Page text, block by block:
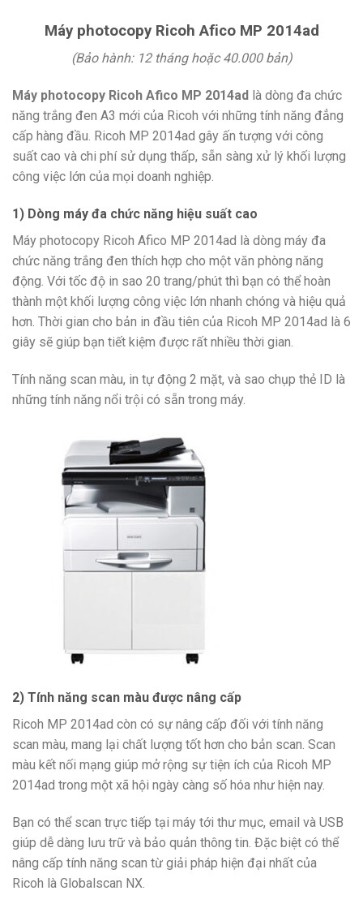
Máy photocopy Ricoh Afico MP 2014ad
(Bảo hành: 12 tháng hoặc 40.000 bản)
Máy photocopy Ricoh Afico MP 2014ad là dòng đa chức
năng trắng đen A3 mới của Ricoh với những tính năng đẳng
cấp hàng đầu. Ricoh MP 2014ad gây ấn tượng với công
suất cao và chi phí sử dụng thấp, sẵn sàng xử lý khối lượng
công việc lớn của mọi doanh nghiệp.
1) Dòng máy đa chức năng hiệu suất cao
Máy photocopy Ricoh Afico MP 2014ad là dòng máy đa
chức năng trắng đen thích hợp cho một văn phòng năng
động. Với tốc độ in sao 20 trang/phút thì bạn có thể hoàn
thành một khối lượng công việc lớn nhanh chóng và hiệu quả
hơn. Thời gian cho bản in đầu tiên của Ricoh MP 2014ad là 6
giây sẽ giúp bạn tiết kiệm được rất nhiều thời gian.
Tính năng scan màu, in tự động 2 mặt, và sao chụp thẻ ID là
những tính năng nổi trội có sẵn trong máy.
2) Tính năng scan màu được nâng cấp
Ricoh MP 2014ad còn có sự nâng cấp đối với tính năng
scan màu, mang lại chất lượng tốt hơn cho bản scan. Scan
màu kết nối mạng giúp mở rộng sự tiện ích của Ricoh MP
2014ad trong một xã hội ngày càng số hóa như hiện nay.
Bạn có thể scan trực tiếp tại máy tới thư mục, email và USB
giúp dễ dàng lưu trữ và bảo quản thông tin. Đặc biệt có thể
nâng cấp tính năng scan từ giải pháp hiện đại nhất của
Ricoh là Globalscan NX.